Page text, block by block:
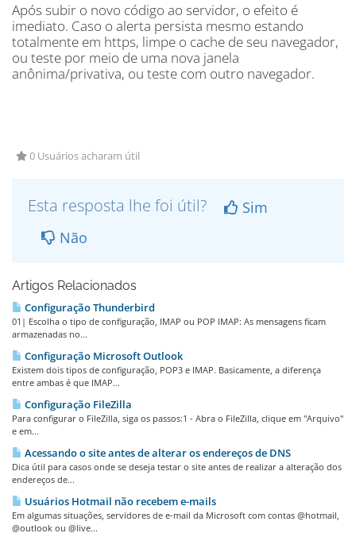
Após subir o novo código ao servidor, o efeito é
imediato. Caso o alerta persista mesmo estando
totalmente em https, limpe o cache de seu navegador,
ou teste por meio de uma nova janela
anônima/privativa, ou teste com outro navegador.
0 Usuários acharam útil
Esta resposta lhe foi útil?
Sim
Não
Artigos Relacionados
Configuração Thunderbird
01| Escolha o tipo de configuração, IMAP ou POP IMAP: As mensagens ficam
armazenadas no...
Configuração Microsoft Outlook
Existem dois tipos de configuração, POP3 e IMAP. Basicamente, a diferença
entre ambas é que IMAP...
Configuração FileZilla
Para configurar o FileZilla, siga os passos:1 - Abra o FileZilla, clique em "Arquivo"
e em...
Acessando o site antes de alterar os endereços de DNS
Dica útil para casos onde se deseja testar o site antes de realizar a alteração dos
endereços de...
Usuários Hotmail não recebem e-mails
Em algumas situações, servidores de e-mail da Microsoft com contas @hotmail,
@outlook ou @live...